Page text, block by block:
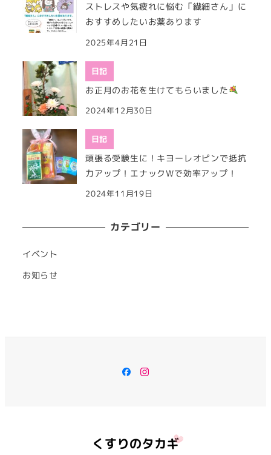
ストレスや気疲れに悩む「繊細さん」に
おすすめしたいお薬あります
2025年4月21日
日記
お正月のお花を生けてもらいました
2024年12月30日
日記
頑張る受験生に！キヨーレオピンで抵抗
力アップ！エナックWで効率アップ！
2024年11月19日
カテゴリー
イベント
お知らせ
Facebook
Instagram